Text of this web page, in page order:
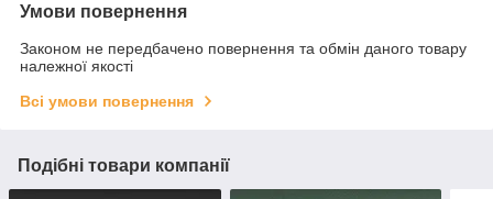
Умови повернення
Законом не передбачено повернення та обмін даного товару
належної якості
Всі умови повернення
Подібні товари компанії